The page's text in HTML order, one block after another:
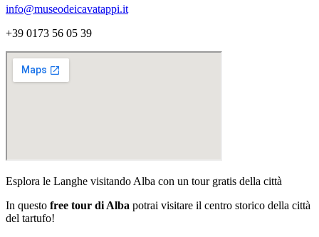
info@museodeicavatappi.it
+39 0173 56 05 39
Esplora le Langhe visitando Alba con un tour gratis della città
In questo free tour di Alba potrai visitare il centro storico della città
del tartufo!